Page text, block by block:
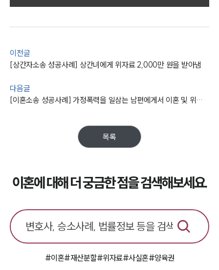
사례분석/최신동향
업무분야
전체
구성원 소개
언론보도
공지사항
법률 블로그
법률서식
뉴스레터/브로슈어
이전글
[상간자소송 성공사례] 상간녀에게 위자료 2,000만 원을 받아냄
다음글
[이혼소송 성공사례] 가정폭력을 일삼는 남편에게서 이혼 및 위자료·양육권 얻어냄
목록
이혼에 대해 더 궁금한 점을 검색해보세요.
#이혼#재산분할#위자료#사실혼#양육권